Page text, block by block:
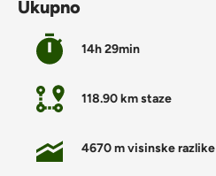
Ukupno
14h 29min
118.90 km staze
4670 m visinske razlike